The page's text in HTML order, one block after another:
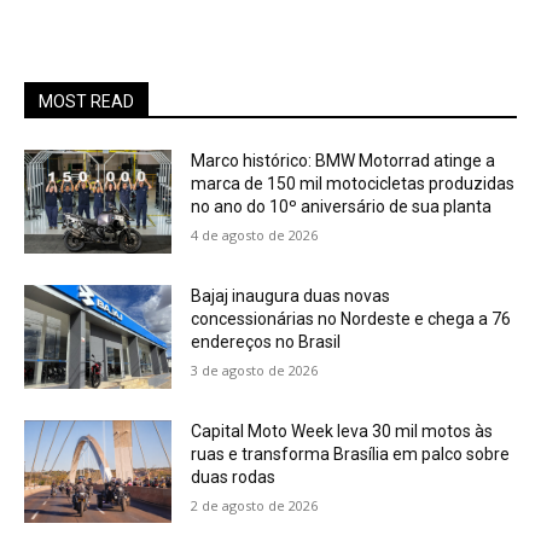
MOST READ
Marco histórico: BMW Motorrad atinge a
marca de 150 mil motocicletas produzidas
no ano do 10º aniversário de sua planta
4 de agosto de 2026
Bajaj inaugura duas novas
concessionárias no Nordeste e chega a 76
endereços no Brasil
3 de agosto de 2026
Capital Moto Week leva 30 mil motos às
ruas e transforma Brasília em palco sobre
duas rodas
2 de agosto de 2026